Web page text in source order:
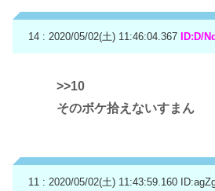
14 : 2020/05/02(土) 11:46:04.367 ID:D/
>>10
そのボケ拾えないすまん
11 : 2020/05/02(土) 11:43:59.160